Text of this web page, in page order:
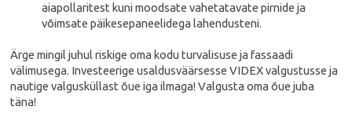
aiapollaritest kuni moodsate vahetatavate pirnide ja
võimsate päikesepaneelidega lahendusteni.
Ärge mingil juhul riskige oma kodu turvalisuse ja fassaadi
välimusega. Investeerige usaldusväärsesse VIDEX valgustusse ja
nautige valgusküllast õue iga ilmaga! Valgusta oma õue juba
täna!